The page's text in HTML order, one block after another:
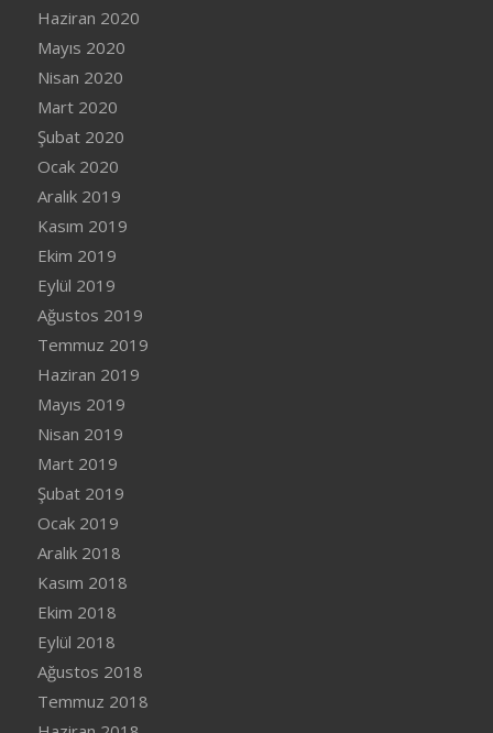
Haziran 2020
Mayıs 2020
Nisan 2020
Mart 2020
Şubat 2020
Ocak 2020
Aralık 2019
Kasım 2019
Ekim 2019
Eylül 2019
Ağustos 2019
Temmuz 2019
Haziran 2019
Mayıs 2019
Nisan 2019
Mart 2019
Şubat 2019
Ocak 2019
Aralık 2018
Kasım 2018
Ekim 2018
Eylül 2018
Ağustos 2018
Temmuz 2018